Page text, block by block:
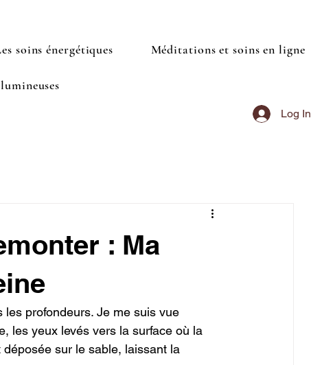
soins énergétiques Méditations et soins en ligne
Log In
: Ma
profondeurs. Je me suis vue
les yeux levés vers la surface où la
sur le sable, laissant la